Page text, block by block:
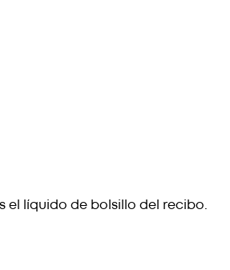
el líquido de bolsillo del recibo.